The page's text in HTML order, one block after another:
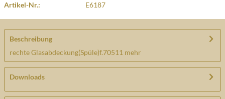
Artikel-Nr.: E6187
Beschreibung
rechte Glasabdeckung(Spüle)f.70511 mehr
Downloads